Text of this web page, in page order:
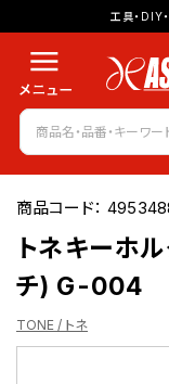
工具・DIY
商品コード：
トネキーホ
チ) G-004
TONE / トネ